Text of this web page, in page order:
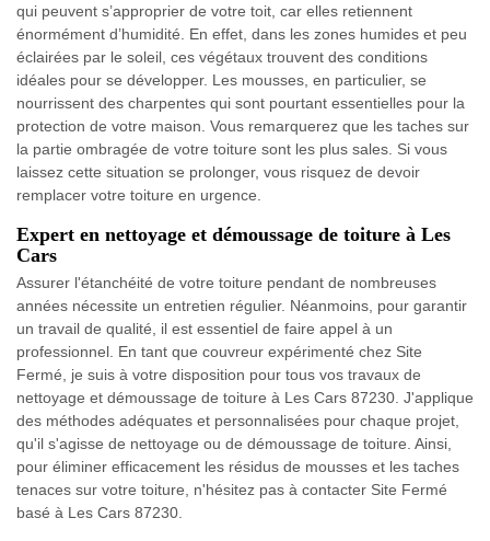
qui peuvent s’approprier de votre toit, car elles retiennent
énormément d’humidité. En effet, dans les zones humides et peu
éclairées par le soleil, ces végétaux trouvent des conditions
idéales pour se développer. Les mousses, en particulier, se
nourrissent des charpentes qui sont pourtant essentielles pour la
protection de votre maison. Vous remarquerez que les taches sur
la partie ombragée de votre toiture sont les plus sales. Si vous
laissez cette situation se prolonger, vous risquez de devoir
remplacer votre toiture en urgence.
Expert en nettoyage et démoussage de toiture à Les
Cars
Assurer l'étanchéité de votre toiture pendant de nombreuses
années nécessite un entretien régulier. Néanmoins, pour garantir
un travail de qualité, il est essentiel de faire appel à un
professionnel. En tant que couvreur expérimenté chez Site
Fermé, je suis à votre disposition pour tous vos travaux de
nettoyage et démoussage de toiture à Les Cars 87230. J'applique
des méthodes adéquates et personnalisées pour chaque projet,
qu'il s'agisse de nettoyage ou de démoussage de toiture. Ainsi,
pour éliminer efficacement les résidus de mousses et les taches
tenaces sur votre toiture, n'hésitez pas à contacter Site Fermé
basé à Les Cars 87230.